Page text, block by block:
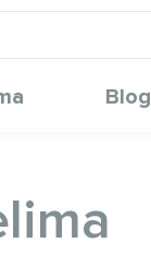
Blog